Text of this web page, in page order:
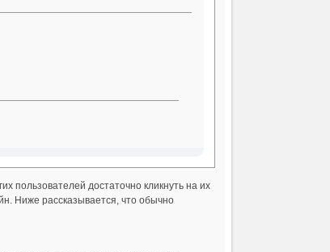
пользователей достаточно кликнуть на их
Ниже рассказывается, что обычно